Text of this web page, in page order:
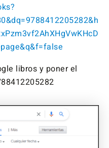
libros y poner el